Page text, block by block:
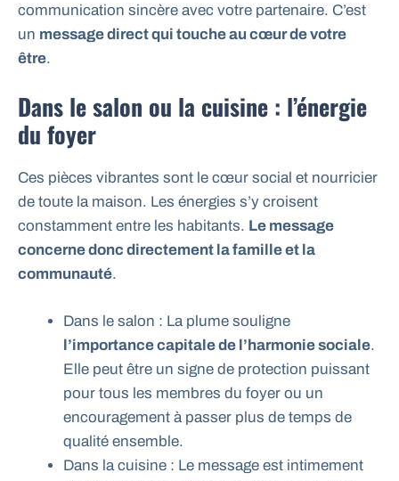
communication sincère avec votre partenaire. C’est
un message direct qui touche au cœur de votre
être.
Dans le salon ou la cuisine : l’énergie
du foyer
Ces pièces vibrantes sont le cœur social et nourricier
de toute la maison. Les énergies s’y croisent
constamment entre les habitants. Le message
concerne donc directement la famille et la
communauté.
Dans le salon : La plume souligne
l’importance capitale de l’harmonie sociale.
Elle peut être un signe de protection puissant
pour tous les membres du foyer ou un
encouragement à passer plus de temps de
qualité ensemble.
Dans la cuisine : Le message est intimement